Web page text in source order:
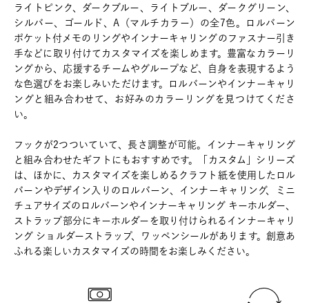
ライトピンク、ダークブルー、ライトブルー、ダークグリーン、
シルバー、ゴールド、A（マルチカラー）の全7色。ロルバーン
ポケット付メモのリングやインナーキャリングのファスナー引き
手などに取り付けてカスタマイズを楽しめます。豊富なカラーリ
ングから、応援するチームやグループなど、自身を表現するよう
な色選びをお楽しみいただけます。ロルバーンやインナーキャリ
ングと組み合わせて、お好みのカラーリングを見つけてくださ
い。
フックが2つついていて、長さ調整が可能。インナーキャリング
と組み合わせたギフトにもおすすめです。「カスタム」シリーズ
は、ほかに、カスタマイズを楽しめるクラフト紙を使用したロル
バーンやデザイン入りのロルバーン、インナーキャリング、ミニ
チュアサイズのロルバーンやインナーキャリング キーホルダー、
ストラップ部分にキーホルダーを取り付けられるインナーキャリ
ング ショルダーストラップ、ワッペンシールがあります。創意あ
ふれる楽しいカスタマイズの時間をお楽しみください。